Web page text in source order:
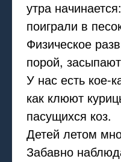
утра
поиграли в
Физическое
порой,
У нас есть кое-
как клюют
пасущихся коз.
Детей летом
Забавно